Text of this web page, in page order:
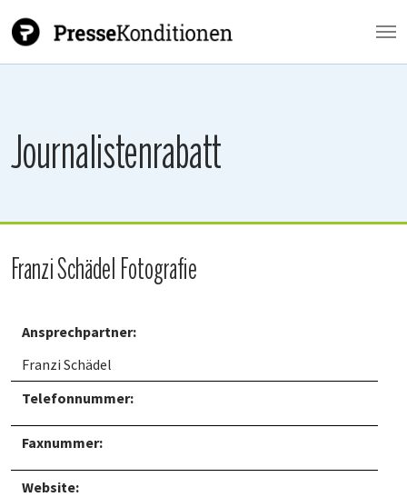
Journalistenrabatt
Franzi Schädel Fotografie
Ansprechpartner:
Franzi Schädel
Telefonnummer:
Faxnummer:
Website: